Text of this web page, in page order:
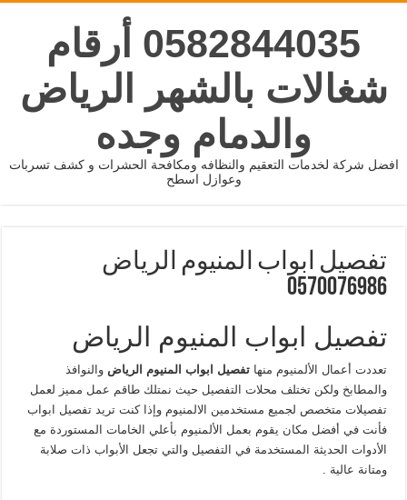
0582844035 أرقام
شغالات بالشهر الرياض
والدمام وجده
افضل شركة لخدمات التعقيم والنظافه ومكافحة الحشرات و كشف تسربات
وعوازل اسطح
تفصيل ابواب المنيوم الرياض
0570076986
تفصيل ابواب المنيوم الرياض
تعددت أعمال الألمنيوم منهاتفصيل ابواب المنيوم الرياض والنوافذ
والمطابخ ولكن تختلف محلات التفصيل حيث نمتلك طاقم عمل مميز لعمل
تفصيلات متخصص لجميع مستخدمين الالمنيوم وإذا كنت تريد تفصيل ابواب
فأنت في أفضل مكان يقوم بعمل الألمنيوم بأعلي الخامات المستوردة مع
الأدوات الحديثة المستخدمة في التفصيل والتي تجعل الأبواب ذات صلابة
ومتانة عالية .